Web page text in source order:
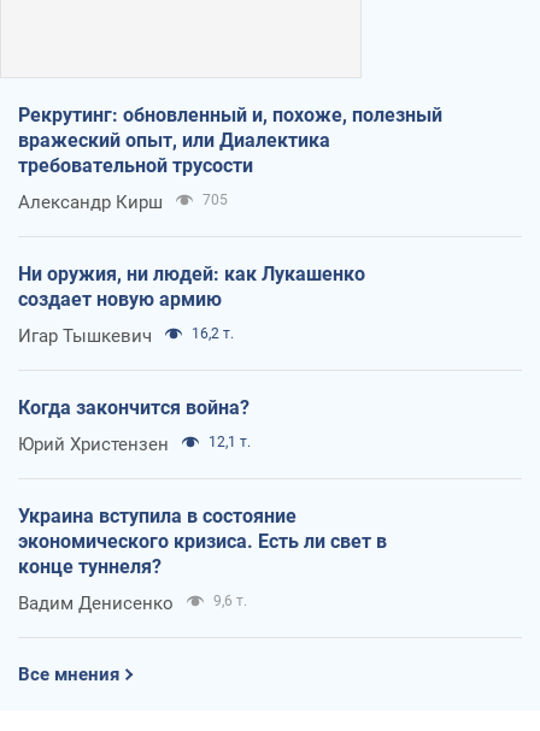
Рекрутинг: обновленный и, похоже, полезный
вражеский опыт, или Диалектика
требовательной трусости
Александр Кирш 705
Ни оружия, ни людей: как Лукашенко
создает новую армию
Игар Тышкевич 16,2 т.
Когда закончится война?
Юрий Христензен 12,1 т.
Украина вступила в состояние
экономического кризиса. Есть ли свет в
конце туннеля?
Вадим Денисенко 9,6 т.
Все мнения